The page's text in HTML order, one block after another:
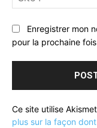
Enregistrer mon
pour la prochaine
Ce site utilise
plus sur la façon